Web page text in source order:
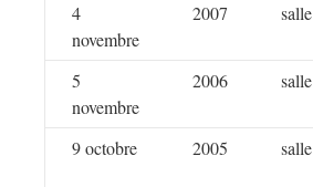
4
novembre
2007 salle
5
novembre
2006 salle
9 octobre
2005 salle